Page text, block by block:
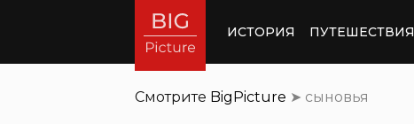
ИСТОРИЯ ПУТЕШЕСТВИЯ
Смотрите BigPicture ➤ сыновья